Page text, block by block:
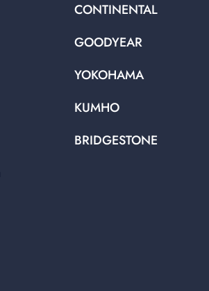
CONTINENTAL
GOODYEAR
YOKOHAMA
KUMHO
BRIDGESTONE